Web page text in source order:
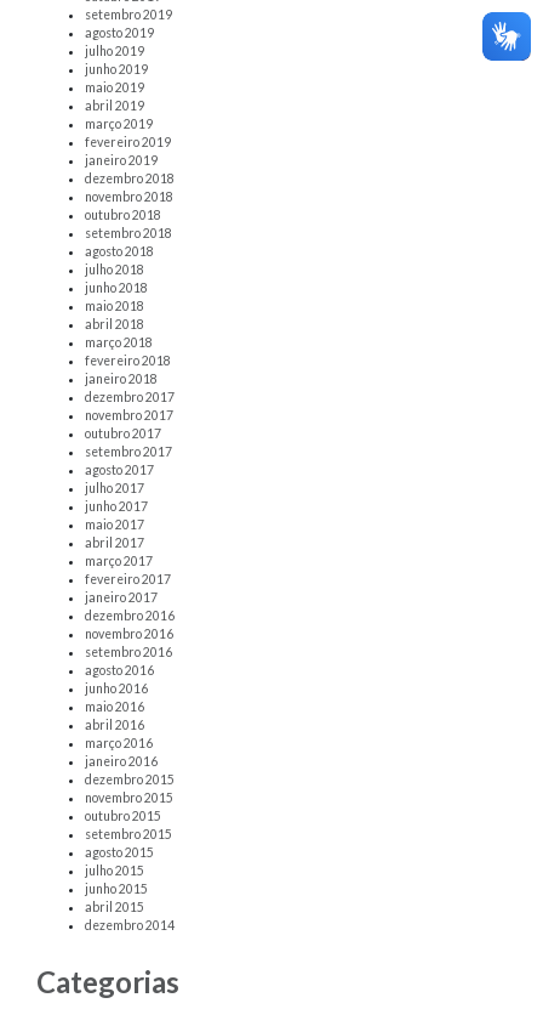
setembro 2019
agosto 2019
julho 2019
junho 2019
maio 2019
abril 2019
março 2019
fevereiro 2019
janeiro 2019
dezembro 2018
novembro 2018
outubro 2018
setembro 2018
agosto 2018
julho 2018
junho 2018
maio 2018
abril 2018
março 2018
fevereiro 2018
janeiro 2018
dezembro 2017
novembro 2017
outubro 2017
setembro 2017
agosto 2017
julho 2017
junho 2017
maio 2017
abril 2017
março 2017
fevereiro 2017
janeiro 2017
dezembro 2016
novembro 2016
setembro 2016
agosto 2016
junho 2016
maio 2016
abril 2016
março 2016
janeiro 2016
dezembro 2015
novembro 2015
outubro 2015
setembro 2015
agosto 2015
julho 2015
junho 2015
abril 2015
dezembro 2014
Categorias